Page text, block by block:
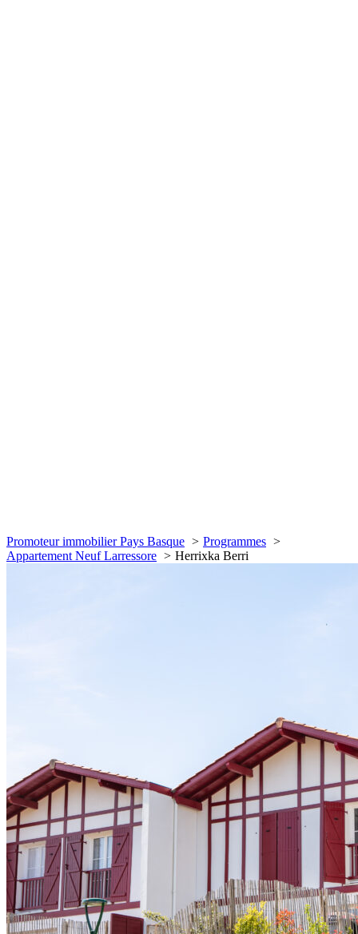
Promoteur immobilier Pays Basque
Programmes
Appartement Neuf Larressore
Herrixka Berri